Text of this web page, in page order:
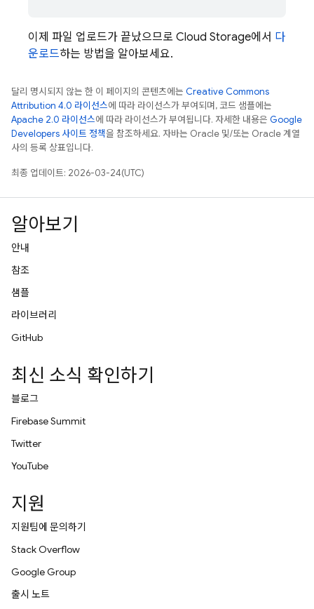
이제 파일 업로드가 끝났으므로 Cloud Storage에서 다
운로드하는 방법을 알아보세요.
달리 명시되지 않는 한 이 페이지의 콘텐츠에는 Creative Commons
Attribution 4.0 라이선스에 따라 라이선스가 부여되며, 코드 샘플에는
Apache 2.0 라이선스에 따라 라이선스가 부여됩니다. 자세한 내용은 Google
Developers 사이트 정책을 참조하세요. 자바는 Oracle 및/또는 Oracle 계열
사의 등록 상표입니다.
최종 업데이트: 2026-03-24(UTC)
알아보기
안내
참조
샘플
라이브러리
GitHub
최신 소식 확인하기
블로그
Firebase Summit
Twitter
YouTube
지원
지원팀에 문의하기
Stack Overflow
Google Group
출시 노트